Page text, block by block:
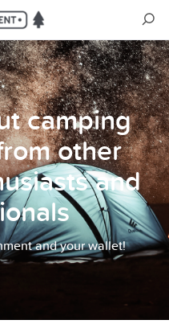
camping
other
and
and your wallet!